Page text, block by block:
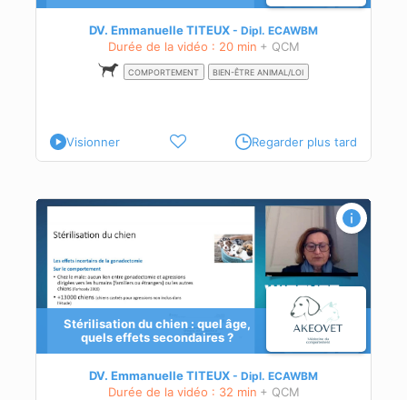
DV. Emmanuelle TITEUX Dipl. ECAWBM
Durée de la vidéo : 20 min + QCM
COMPORTEMENT BIEN-ÊTRE ANIMAL/LOI
Visionner Regarder plus tard
Stérilisation du chien : quel âge,
quels effets secondaires ?
DV. Emmanuelle TITEUX Dipl. ECAWBM
Durée de la vidéo : 32 min + QCM